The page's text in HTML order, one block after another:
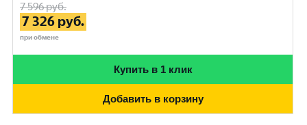
7 596руб.
7 326 руб.
при обмене
Купить в 1 клик
Добавить в корзину